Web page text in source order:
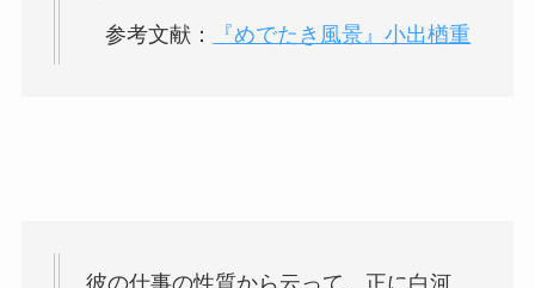
参考文献： 『めでたき風景』小出楢重
彼の仕事の性質から云って、正に白河